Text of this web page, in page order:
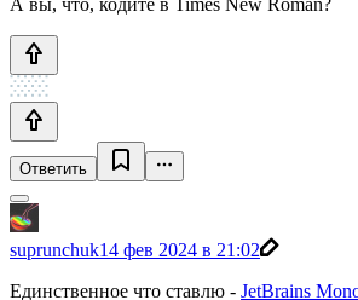
Ответить
suprunchuk14 фев 2024 в 21:02
Единственное что ставлю - JetBrains